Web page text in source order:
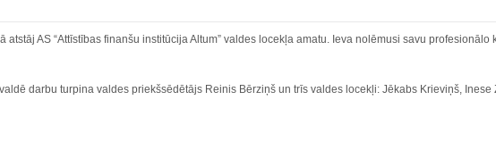
atstāj AS “Attīstības finanšu institūcija Altum” valdes locekļa amatu. Ieva nolēmusi savu
darbu turpina valdes priekšsēdētājs Reinis Bērziņš un trīs valdes locekļi: Jēkabs Krieviņš,